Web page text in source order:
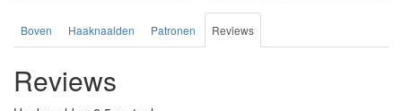
Boven Haaknaalden Patronen Reviews
Reviews